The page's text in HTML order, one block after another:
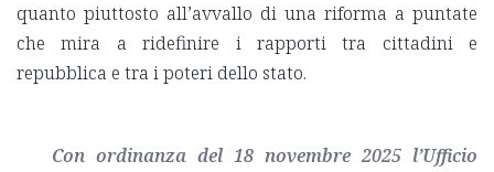
quanto piuttosto all’avvallo di una riforma a puntate
che mira a ridefinire i rapporti tra cittadini e
repubblica e tra i poteri dello stato.
Con ordinanza del 18 novembre 2025 l’Ufficio